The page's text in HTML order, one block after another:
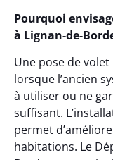
Pourquoi
à Lignan-de-
Une pose de
lorsque l’ancien
à utiliser ou ne
suffisant.
permet
habitations. Le